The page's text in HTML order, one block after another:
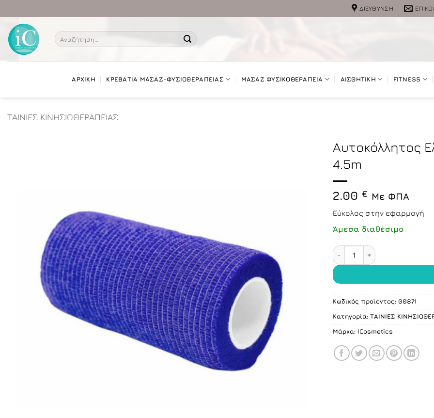
στο
περιεχόμενο
ΔΙΕΎΘΥΝΣΗ
Αναζήτηση
για:
ΑΡΧΙΚΗ ΚΡΕΒΑΤΙΑ ΜΑΣΑΖ-ΦΥΣΙΟΘΕΡΑΠΕΙΑΣ ΜΑΣΑΖ ΦΥΣΙΚΟΘΕΡΑΠΕΙΑ ΑΙΣΘΗΤΙΚΗ FITNESS
ΤΑΙΝΙΕΣ ΚΙΝΗΣΙΟΘΕΡΑΠΕΙΑΣ
Αυτοκόλλητος
4.5m
2.00 € Με ΦΠΑ
Εύκολος στην εφαρμογή
Άμεσα διαθέσιμο
Αυτοκόλλητος Ελαστικός
Κωδικός προϊόντος: 00871
Κατηγορία: ΤΑΙΝΙΕΣ
Μάρκα: ICosmetics